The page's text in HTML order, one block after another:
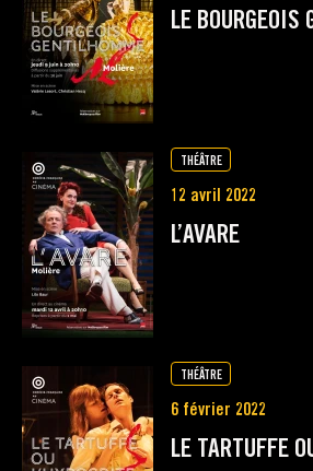
LE BOURGEOIS
THÉÂTRE
12 avril 2022
L’AVARE
THÉÂTRE
6 février 2022
LE TARTUFFE